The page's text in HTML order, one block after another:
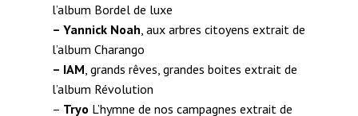
l’album Bordel de luxe
– Yannick Noah , aux arbres citoyens extrait de
l’album Charango
– IAM , grands rêves, grandes boites extrait de
l’album Révolution
– Tryo L’hymne de nos campagnes extrait de